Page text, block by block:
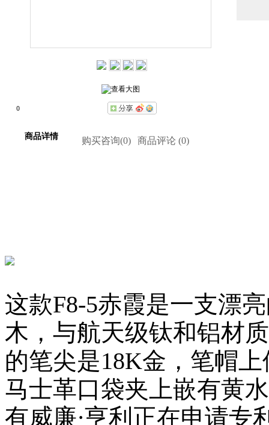
0
商品详情 购买咨询(0) 商品评论 (0)
这款F8-5赤霞是一支漂
木，与航天级钛和铝材
的笔尖是18K金，笔帽
马士革口袋夹上嵌有黄
有威廉·亨利正在申请专